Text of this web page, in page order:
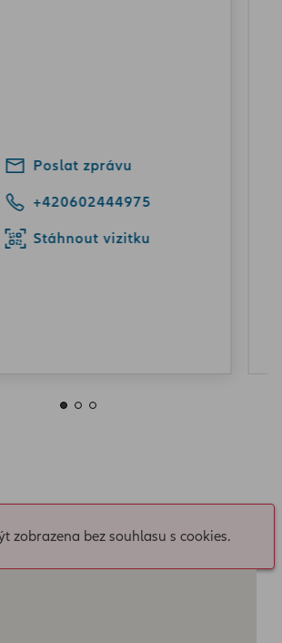
Poslat zprávu
+420602444975
Stáhnout vizitku
zobrazena bez souhlasu s cookies.